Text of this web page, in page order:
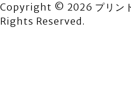
Copyright © 2026 プリント
Rights Reserved.